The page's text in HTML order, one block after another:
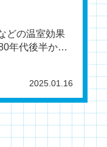
2025.01.16
どの温室効果
年代後半から